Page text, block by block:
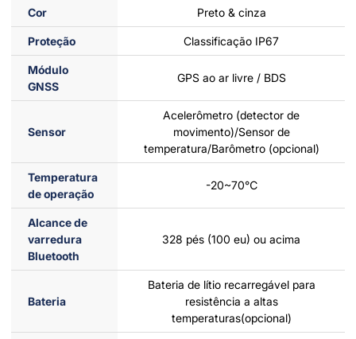
Cor Preto & cinza
Proteção Classificação IP67
Módulo
GNSS
GPS ao ar livre / BDS
Sensor
Acelerômetro (detector de
movimento)/Sensor de
temperatura/Barômetro (opcional)
Temperatura
de operação
-20~70℃
Alcance de
varredura
Bluetooth
328 pés (100 eu) ou acima
Bateria
Bateria de lítio recarregável para
resistência a altas
temperaturas(opcional)